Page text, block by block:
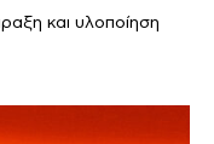
και υλοποίηση